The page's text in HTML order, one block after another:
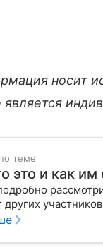
носит
является
теме
это и как им
других